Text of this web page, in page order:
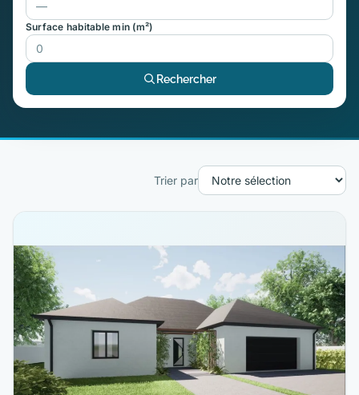
Surface habitable min (m²)
Rechercher
Trier par